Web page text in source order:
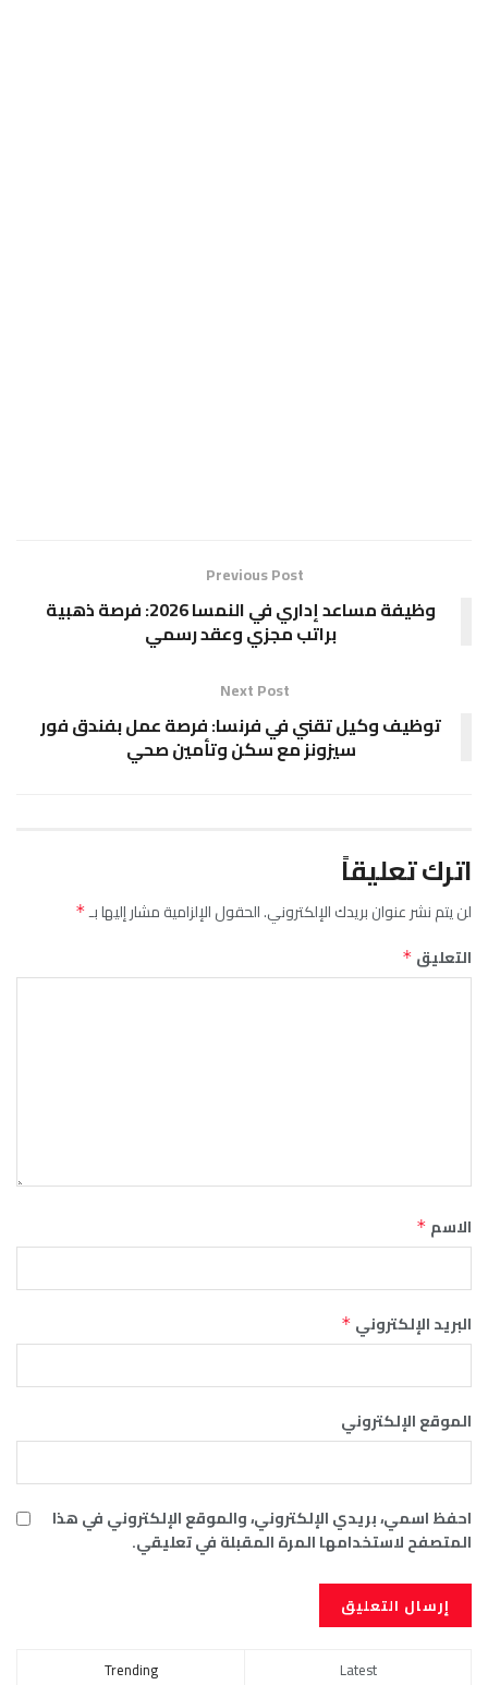
Previous Post
وظيفة مساعد إداري في النمسا 2026: فرصة ذهبية
براتب مجزي وعقد رسمي
Next Post
توظيف وكيل تقني في فرنسا: فرصة عمل بفندق فور
سيزونز مع سكن وتأمين صحي
اترك تعليقاً
لن يتم نشر عنوان بريدك الإلكتروني.الحقول الإلزامية مشار إليها بـ*
التعليق *
الاسم *
البريد الإلكتروني *
الموقع الإلكتروني
احفظ اسمي، بريدي الإلكتروني، والموقع الإلكتروني في هذا
المتصفح لاستخدامها المرة المقبلة في تعليقي.
Trending Latest